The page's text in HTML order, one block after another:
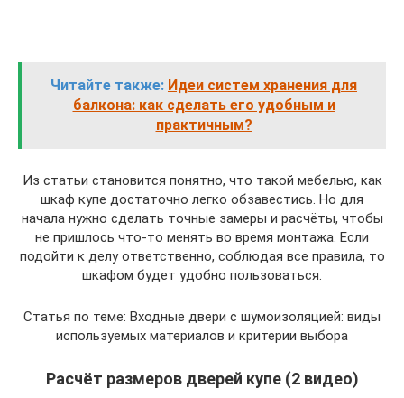
Читайте также: Идеи систем хранения для
балкона: как сделать его удобным и
практичным?
Из статьи становится понятно, что такой мебелью, как
шкаф купе достаточно легко обзавестись. Но для
начала нужно сделать точные замеры и расчёты, чтобы
не пришлось что-то менять во время монтажа. Если
подойти к делу ответственно, соблюдая все правила, то
шкафом будет удобно пользоваться.
Статья по теме: Входные двери с шумоизоляцией: виды
используемых материалов и критерии выбора
Расчёт размеров дверей купе (2 видео)